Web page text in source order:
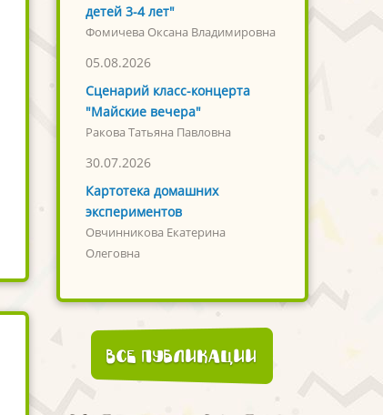
детей 3-4 лет"
Фомичева Оксана Владимировна
05.08.2026
Сценарий класс-концерта
"Майские вечера"
Ракова Татьяна Павловна
30.07.2026
Картотека домашних
экспериментов
Овчинникова Екатерина
Олеговна
Все публикации